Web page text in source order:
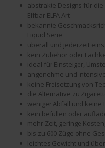
abstrakte Designs für
Elfbar ELFA Art
bekannte
Liquid Serie
überall und jederzeit
kein Zubehör oder
ideal für Einsteiger,
angenehme und
keine Freisetzung von
die Alternative zu
weniger Abfall und keine
kein befüllen oder
mehr Zeit, geringe
bis zu 600 Züge ohne
leichtes Gewicht und